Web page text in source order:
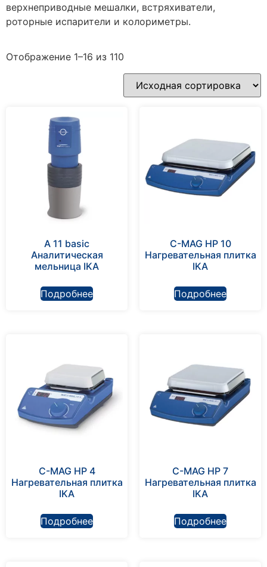
верхнеприводные мешалки, встряхиватели,
роторные испарители и колориметры.
Отображение 1–16 из 110
A 11 basic
Аналитическая
мельница IKA
Подробнее
C-MAG HP 10
Нагревательная плитка
IKA
Подробнее
C-MAG HP 4
Нагревательная плитка
IKA
Подробнее
C-MAG HP 7
Нагревательная плитка
IKA
Подробнее